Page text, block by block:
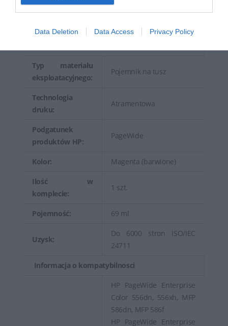
Data Deletion Data Access Privacy Policy
Waga
Typ materiału
eksploatacyjnego:
Pojemnik na tusz
Technologia
druku:
Atramentowa
Podgatunek
produktów HP:
PageWide
Kolor: Magenta (barwione)
Ilość w
komplecie:
1 szt.
Pojemność: 69 ml
Uzysk:
Do 6000 stron ISO/IEC
24711
Informacja o kompatybilnosci
HP PageWide Enterprise
Color 556dn, 556xh, MFP
586dn, MFP 586f
HP PageWide Enterprise